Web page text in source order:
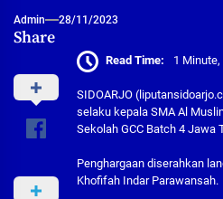
Admin 28/11/2023
Share
Read Time: 1 Minute,
SIDOARJO
selaku kepala SMA Al
Sekolah GCC Batch 4 Jawa
Penghargaan diserahkan
Khofifah Indar Parawansah.